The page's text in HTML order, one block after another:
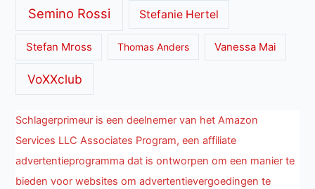
Semino Rossi Stefanie Hertel
Stefan Mross Thomas Anders Vanessa Mai
VoXXclub
Schlagerprimeur is een deelnemer van het Amazon
Services LLC Associates Program, een affiliate
advertentieprogramma dat is ontworpen om een manier te
bieden voor websites om advertentievergoedingen te